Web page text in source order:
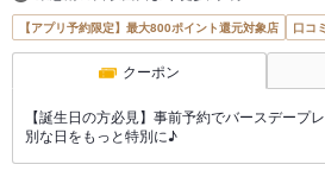
【アプリ予約限定】最大800ポイント還元対象店 口コ
クーポン
【誕生日の方必見】事前予約でバースデープ
別な日をもっと特別に♪